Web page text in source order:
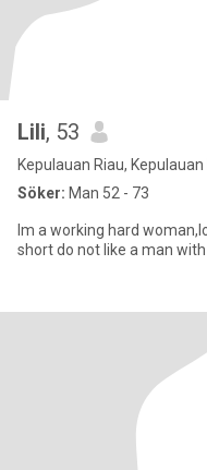
Lili, 53
Kepulauan Riau,
Söker: Man 52 - 73
Im a working hard
short do not like a man